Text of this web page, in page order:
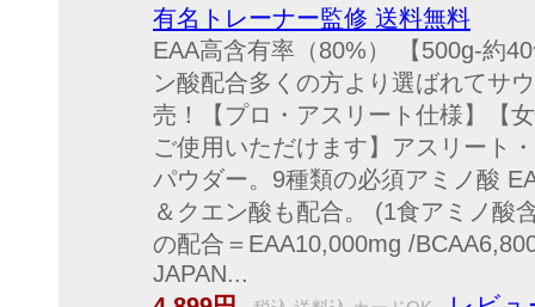
有名トレーナー監修 送料無料
EAA高含有率（80%） 【500g-約
ン酸配合多くの方より選ばれてサ
売！【プロ・アスリート仕様】【
ご使用いただけます】アスリート
パウダー。9種類の必須アミノ酸
＆クエン酸も配合。 (1食アミノ酸
の配合＝EAA10,000mg /
JAPAN...